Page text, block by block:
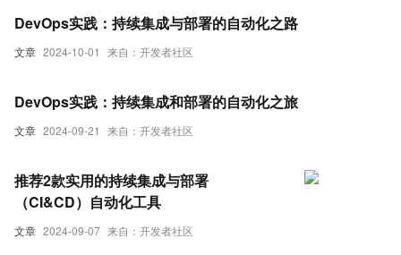
文章 2024-10-01 来自：开发者社区
DevOps实践：持续集成与部署的自动化之路
文章 2024-09-21 来自：开发者社区
DevOps实践：持续集成和部署的自动化之旅
文章 2024-09-07 来自：开发者社区
推荐2款实用的持续集成与部署
（CI&CD）自动化工具